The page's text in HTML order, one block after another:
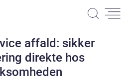
affald: sikker
direkte hos